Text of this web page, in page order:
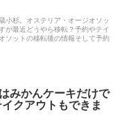
小杉。オステリア・オージオソッ
が最近どうやら移転？予約やテイ
ソットの移転後の情報そして予約
みかんケーキだけで
クアウトもできま